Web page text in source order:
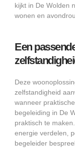
kijkt in De Wolden
wonen en
Een
Deze
zelfstandigheid
wanneer
begeleiding in De
praktisch te
energie verdelen,
begeleider